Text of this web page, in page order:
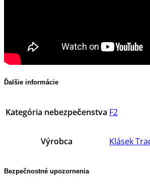
Ďalšie informácie
Kategória nebezpečenstva F2
Výrobca Klásek
Bezpečnostné upozornenia